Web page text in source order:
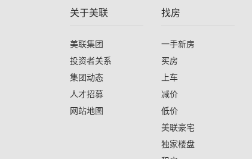
关于美联
美联集团
投资者关系
集团动态
人才招募
网站地图
找房
一手新房
买房
上车
减价
低价
美联豪宅
独家楼盘